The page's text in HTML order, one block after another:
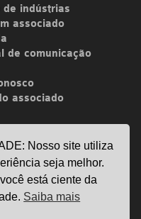
de indústrias
associado
de comunicação
associado
Nosso site utiliza
seja melhor.
está ciente da
Saiba mais